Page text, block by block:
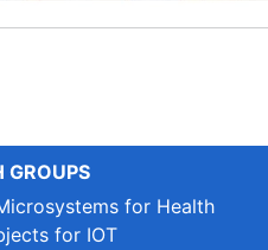
GROUPS
for Health
for IOT